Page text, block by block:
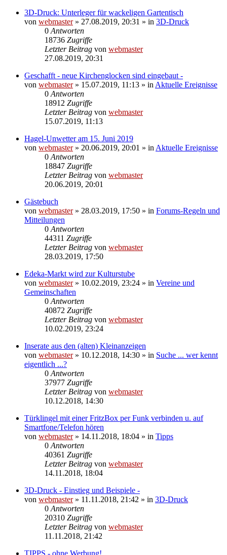
3D-Druck: Unterleger für wackeligen Gartentisch
von webmaster» 27.08.2019, 20:31 » in 3D-Druck
0 Antworten
18736 Zugriffe
Letzter Beitrag von webmaster
27.08.2019, 20:31
Geschafft - neue Kirchenglocken sind eingebaut -
von webmaster» 15.07.2019, 11:13 » in Aktuelle Ereignisse
0 Antworten
18912 Zugriffe
Letzter Beitrag von webmaster
15.07.2019, 11:13
Hagel-Unwetter am 15. Juni 2019
von webmaster» 20.06.2019, 20:01 » in Aktuelle Ereignisse
0 Antworten
18847 Zugriffe
Letzter Beitrag von webmaster
20.06.2019, 20:01
Gästebuch
von webmaster» 28.03.2019, 17:50 » in Forums-Regeln und
Mitteilungen
0 Antworten
44311 Zugriffe
Letzter Beitrag von webmaster
28.03.2019, 17:50
Edeka-Markt wird zur Kulturstube
von webmaster» 10.02.2019, 23:24 » in Vereine und
Gemeinschaften
0 Antworten
40872 Zugriffe
Letzter Beitrag von webmaster
10.02.2019, 23:24
Inserate aus den (alten) Kleinanzeigen
von webmaster» 10.12.2018, 14:30 » in Suche ... wer kennt
eigentlich ...?
0 Antworten
37977 Zugriffe
Letzter Beitrag von webmaster
10.12.2018, 14:30
Türklingel mit einer FritzBox per Funk verbinden u. auf
Smartfone/Telefon hören
von webmaster» 14.11.2018, 18:04 » in Tipps
0 Antworten
40361 Zugriffe
Letzter Beitrag von webmaster
14.11.2018, 18:04
3D-Druck - Einstieg und Beispiele -
von webmaster» 11.11.2018, 21:42 » in 3D-Druck
0 Antworten
20310 Zugriffe
Letzter Beitrag von webmaster
11.11.2018, 21:42
TIPPS - ohne Werbung!